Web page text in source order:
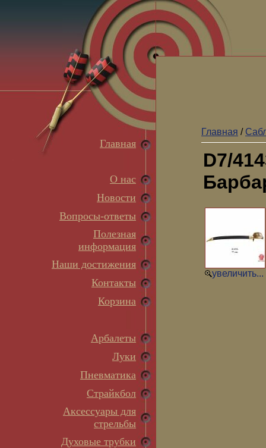
Главная
О нас
Новости
Вопросы-ответы
Полезная
информация
Наши достижения
Контакты
Корзина
Арбалеты
Луки
Пневматика
Страйкбол
Аксессуары для
стрельбы
Духовые трубки
Главная /
D7/
увеличить...